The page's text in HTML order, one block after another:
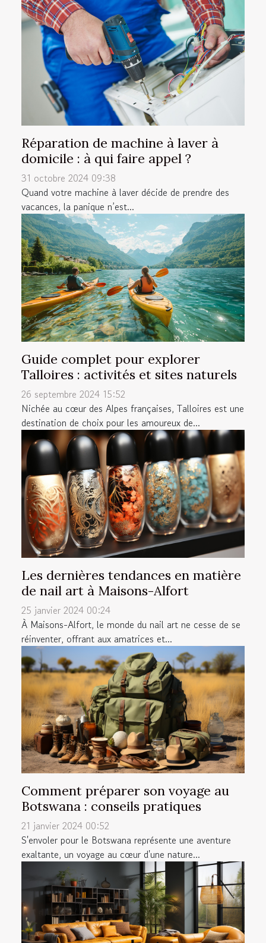
Réparation de machine à laver à
domicile : à qui faire appel ?
31 octobre 2024 09:38
Quand votre machine à laver décide de prendre des
vacances, la panique n’est...
Guide complet pour explorer
Talloires : activités et sites naturels
26 septembre 2024 15:52
Nichée au cœur des Alpes françaises, Talloires est une
destination de choix pour les amoureux de...
Les dernières tendances en matière
de nail art à Maisons-Alfort
25 janvier 2024 00:24
À Maisons-Alfort, le monde du nail art ne cesse de se
réinventer, offrant aux amatrices et...
Comment préparer son voyage au
Botswana : conseils pratiques
21 janvier 2024 00:52
S'envoler pour le Botswana représente une aventure
exaltante, un voyage au cœur d'une nature...